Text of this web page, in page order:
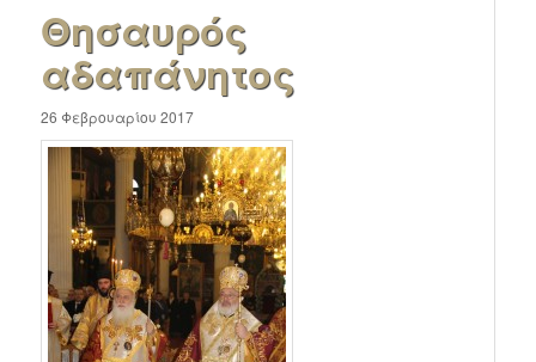
Θησαυρός
αδαπάνητος
26 Φεβρουαρίου 2017